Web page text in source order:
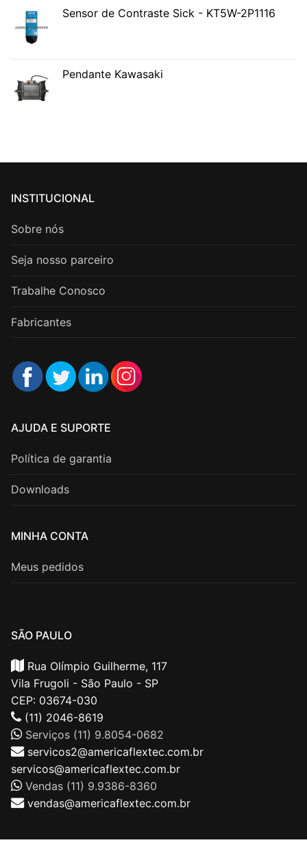
Sensor de Contraste Sick - KT5W-2P1116
Pendante Kawasaki
INSTITUCIONAL
Sobre nós
Seja nosso parceiro
Trabalhe Conosco
Fabricantes
AJUDA E SUPORTE
Política de garantia
Downloads
MINHA CONTA
Meus pedidos
SÃO PAULO
Rua Olímpio Guilherme, 117
Vila Frugoli - São Paulo - SP
CEP: 03674-030
(11) 2046-8619
Serviços (11) 9.8054-0682
servicos2@americaflextec.com.br
servicos@americaflextec.com.br
Vendas (11) 9.9386-8360
vendas@americaflextec.com.br